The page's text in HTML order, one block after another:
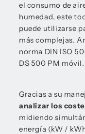
el consumo de
humedad, este
puede utilizarse
más complejas.
norma DIN ISO
DS 500 PM móvil.
Gracias a su
analizar los
midiendo
energía (kW /